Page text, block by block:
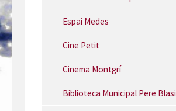
Espai Medes
Cine Petit
Cinema Montgrí
Biblioteca Municipal Pere Blasi